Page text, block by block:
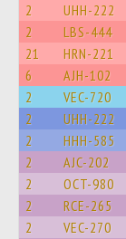
2 UHH-222
2 LBS-444
21 HRN-221
6 AJH-102
2 VEC-720
2 UHH-222
2 HHH-585
2 AJC-202
2 OCT-980
2 RCE-265
2 VEC-270